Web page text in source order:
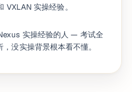
VXLAN 实操经验。
实操经验的人 — 考试全
没实操背景根本看不懂。